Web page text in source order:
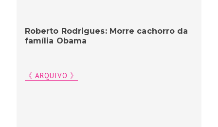
Roberto Rodrigues: Morre cachorro da
família Obama
《 ARQUIVO 》